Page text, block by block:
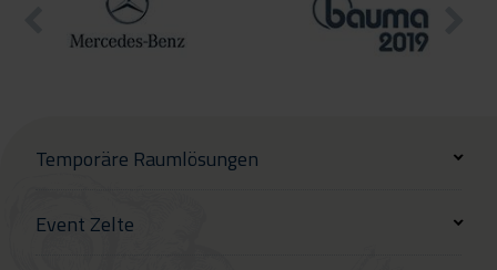
Temporäre Raumlösungen
Event Zelte